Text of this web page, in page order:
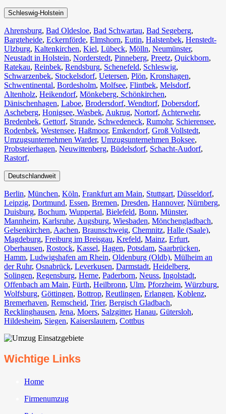
Schleswig-Holstein
Ahrensburg, Bad Oldesloe, Bad Schwartau, Bad Segeberg,
Bargteheide, Eckernförde, Elmshorn, Eutin, Halstenbek, Henstedt-
Ulzburg, Kaltenkirchen, Kiel, Lübeck, Mölln, Neumünster,
Neustadt in Holstein, Norderstedt, Pinneberg, Preetz, Quickborn,
Ratekau, Reinbek, Rendsburg, Schenefeld, Schleswig,
Schwarzenbek, Stockelsdorf, Uetersen, Plön, Kronshagen,
Schwentinental, Bordesholm, Molfsee, Flintbek, Melsdorf,
Altenholz, Heikendorf, Mönkeberg, Schönkirchen,
Dänischenhagen, Laboe, Brodersdorf, Wendtorf, Dobersdorf,
Ascheberg, Honigsee, Wasbek, Aukrug, Nortorf, Achterwehr,
Bredenbek, Gettorf, Strande, Schwedeneck, Rumohr, Schierensee,
Rodenbek, Westensee, Haßmoor, Emkendorf, Groß Vollstedt,
Umzugsunternehmen Warder, Umzugsunternehmen Boksee,
Probsteierhagen, Neuwittenberg, Büdelsdorf, Schacht-Audorf,
Rastorf,
Deutschlandweit
Berlin⁠, München, Köln⁠, Frankfurt am Main, Stuttgart, Düsseldorf,
Leipzig, Dortmund, Essen, Bremen, Dresden, Hannover, Nürnberg,
Duisburg⁠, Bochum, Wuppertal⁠, Bielefeld⁠, Bonn⁠, Münster⁠,
Mannheim, Karlsruhe, Augsburg, Wiesbaden⁠, Mönchengladbach⁠,
Gelsenkirchen⁠, Aachen⁠, Braunschweig, Chemnitz⁠, Halle (Saale)⁠,
Magdeburg, Freiburg im Breisgau⁠, Krefeld⁠, Mainz⁠, Erfurt,
Oberhausen⁠, Rostock⁠, Kassel⁠, Hagen, Potsdam, Saarbrücken⁠,
Hamm, Ludwigshafen am Rhein⁠, Oldenburg (Oldb), Mülheim an
der Ruhr, Osnabrück⁠, Leverkusen, Darmstadt⁠, Heidelberg,
Solingen, Regensburg, Herne⁠, Paderborn, Neuss, Ingolstadt,
Offenbach am Main, Fürth⁠, Heilbronn, Ulm⁠, Pforzheim, Würzburg,
Wolfsburg⁠, Göttingen, Bottrop, Reutlingen, Erlangen⁠, Koblenz,
Bremerhaven⁠, Remscheid, Trier⁠, Bergisch Gladbach,
Recklinghausen, Jena⁠, Moers⁠, Salzgitter⁠, Hanau, Gütersloh,
Hildesheim⁠, Siegen⁠, Kaiserslautern⁠, Cottbus⁠
Wichtige Links
Home
Firmenumzug